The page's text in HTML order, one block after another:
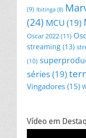
(9) Ibitinga (8)
(24) MCU (19)
Oscar 2022(11)
streaming (13)
(10)
séries(19)
Vingadores (15)
Vídeo em